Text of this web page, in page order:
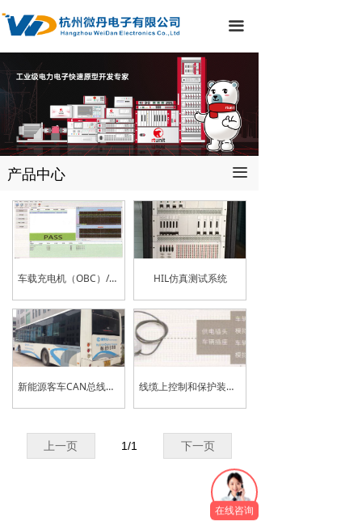
끀
产品中心
끀
车载充电机（OBC）/DC-DC测试 HIL仿真测试系统
新能源客车CAN总线故障测试解决方案 线缆上控制和保护装置的测试
上一页 下一页
1/1
在线咨询